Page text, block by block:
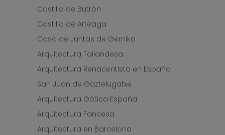
Castillo de Butrón
Castillo de Arteaga
Casa de Juntas de Gernika
Arquitectura Tailandesa
Arquitectura Renacentista en España
San Juan de Gaztelugatxe
Arquitectura Gótica España
Arquitectura Fancesa
Arquitectura en Barcelona